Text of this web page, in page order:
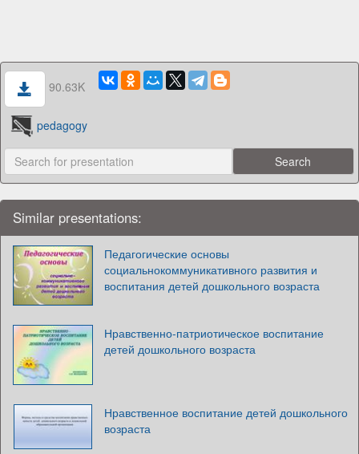
90.63K
pedagogy
Similar presentations:
Педагогические основы
социальнокоммуникативного развития и
воспитания детей дошкольного возраста
Нравственно-патриотическое воспитание
детей дошкольного возраста
Нравственное воспитание детей дошкольного
возраста